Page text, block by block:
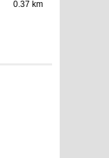
0.37 km